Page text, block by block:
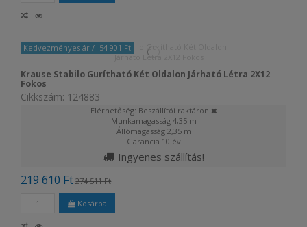
Kedvezményes ár/ -54 901 Ft
Krause Stabilo Gurítható Két Oldalon Járható Létra 2X12
Fokos
Cikkszám: 124883
Elérhetőség: Beszállítói raktáron
Munkamagasság 4,35 m
Állómagasság 2,35 m
Garancia 10 év
Ingyenes szállítás!
219 610 Ft 274 511 Ft
Kosárba